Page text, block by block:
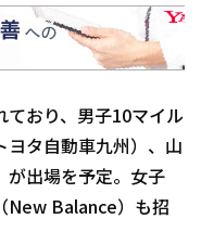
ており、男子10マイル
ヨタ自動車九州）、山
が出場を予定。女子
（New Balance）も招